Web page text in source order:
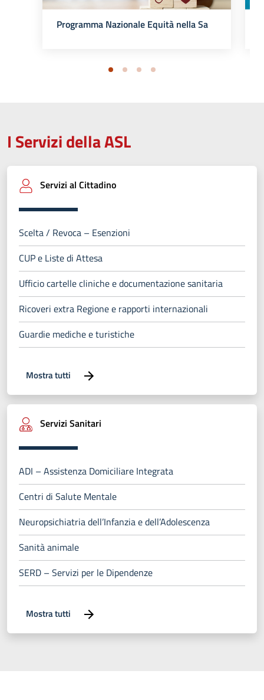
I Servizi della ASL
Servizi al Cittadino
Scelta / Revoca – Esenzioni
CUP e Liste di Attesa
Ufficio cartelle cliniche e documentazione sanitaria
Ricoveri extra Regione e rapporti internazionali
Guardie mediche e turistiche
Mostra tutti
Servizi Sanitari
ADI – Assistenza Domiciliare Integrata
Centri di Salute Mentale
Neuropsichiatria dell’Infanzia e dell’Adolescenza
Sanità animale
SERD – Servizi per le Dipendenze
Mostra tutti